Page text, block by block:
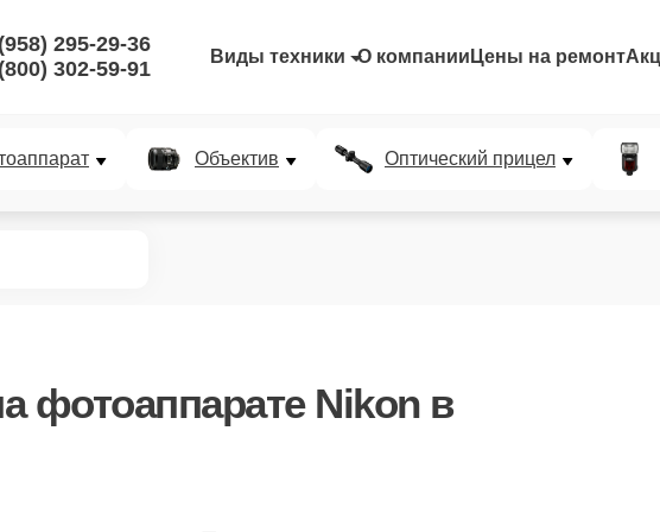
295-29-36
302-59-91
Виды техники О компании Цены на ремонт
Объектив Оптический прицел
фотоаппарате Nikon в